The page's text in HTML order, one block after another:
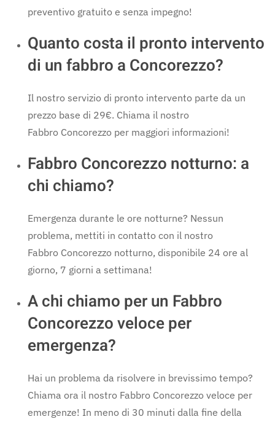
preventivo gratuito e senza impegno!
Quanto costa il pronto intervento
di un fabbro a Concorezzo?
Il nostro servizio di pronto intervento parte da un
prezzo base di 29€. Chiama il nostro
Fabbro Concorezzo per maggiori informazioni!
Fabbro Concorezzo notturno: a
chi chiamo?
Emergenza durante le ore notturne? Nessun
problema, mettiti in contatto con il nostro
Fabbro Concorezzo notturno, disponibile 24 ore al
giorno, 7 giorni a settimana!
A chi chiamo per un Fabbro
Concorezzo veloce per
emergenza?
Hai un problema da risolvere in brevissimo tempo?
Chiama ora il nostro Fabbro Concorezzo veloce per
emergenze! In meno di 30 minuti dalla fine della